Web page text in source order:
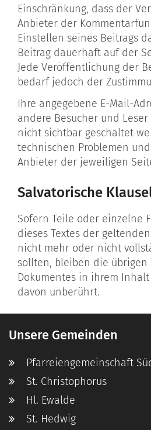
Einschränkung, dass der
Anbieter der
Einstellen seines Beitrags
Beitrag dauerhaft auf der
Jede Veröffentlichung der
bedarf jedoch der
Ihre angegebene E-Mail-
andere Besucher und
nicht sichtbar geschaltet
technischen Problemen
Anbieter der jeweiligen
Salvatorische
Sofern Teile oder einzelne
dieses Textes der
nicht mehr oder nicht
sollten, bleiben die übrigen
Dokumentes in ihrem
davon unberührt.
Unsere Gemeinden
Pfarreiengemeinschaft
St. Christophorus
Hl. Ewalde
St. Hedwig